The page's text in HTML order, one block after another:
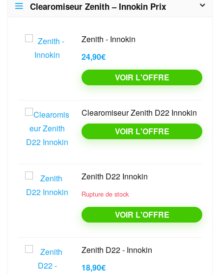
Clearomiseur Zenith – Innokin Prix
Zenith - Innokin
24,90€
VOIR L'OFFRE
Clearomiseur Zenith D22 Innokin
VOIR L'OFFRE
Zenith D22 Innokin
Rupture de stock
VOIR L'OFFRE
Zenith D22 - Innokin
18,90€